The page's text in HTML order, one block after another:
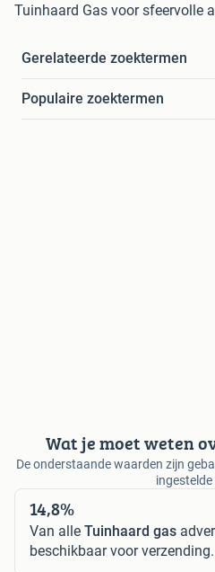
Tuinhaard Gas voor sfeervolle
Gerelateerde zoektermen
Populaire zoektermen
Wat je moet weten
De onderstaande waarden zijn
14,8%
Van alle Tuinhaard gas
beschikbaar voor verzending.